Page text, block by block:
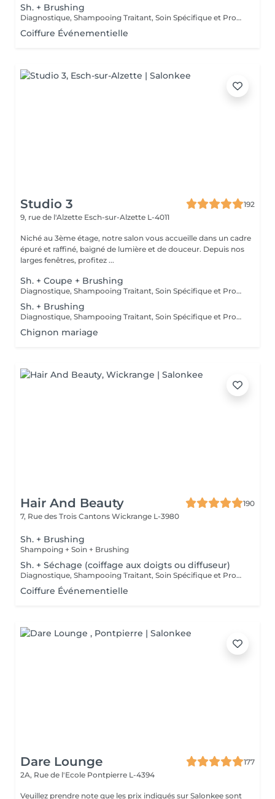
Sh. + Brushing
Diagnostique, Shampooing Traitant, Soin Spécifique et Produits Coiffants inclus
Coiffure Événementielle
Studio 3
192
9, rue de l'Alzette Esch-sur-Alzette L-4011
Niché au 3ème étage, notre salon vous accueille dans un cadre
épuré et raffiné, baigné de lumière et de douceur. Depuis nos
larges fenêtres, profitez ...
Sh. + Coupe + Brushing
Diagnostique, Shampooing Traitant, Soin Spécifique et Produits Coiffants inclus
Sh. + Brushing
Diagnostique, Shampooing Traitant, Soin Spécifique et Produits Coiffants inclus
Chignon mariage
Hair And Beauty
190
7, Rue des Trois Cantons Wickrange L-3980
Sh. + Brushing
Shampoing + Soin + Brushing
Sh. + Séchage (coiffage aux doigts ou diffuseur)
Diagnostique, Shampooing Traitant, Soin Spécifique et Produits Coiffants inclus
Coiffure Événementielle
Dare Lounge
177
2A, Rue de l'Ecole Pontpierre L-4394
Veuillez prendre note que les prix indiqués sur Salonkee sont